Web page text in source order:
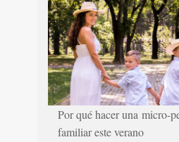
Por qué hacer una micro-
familiar este verano